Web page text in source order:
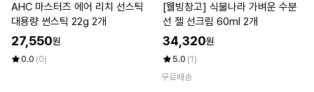
AHC 마스터즈 에어 리치 선스틱
대용량 썬스틱 22g 2개
27,550원
0.0 (0)
[웰빙창고] 식물나라 가벼운 수분
선 젤 선크림 60ml 2개
34,320원
5.0 (1)
무료배송